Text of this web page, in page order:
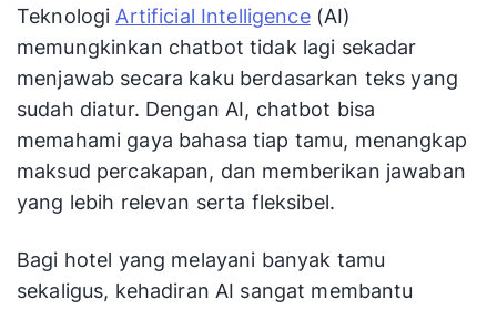
Teknologi Artificial Intelligence(AI)
memungkinkan chatbot tidak lagi sekadar
menjawab secara kaku berdasarkan teks yang
sudah diatur. Dengan AI, chatbot bisa
memahami gaya bahasa tiap tamu, menangkap
maksud percakapan, dan memberikan jawaban
yang lebih relevan serta fleksibel.
Bagi hotel yang melayani banyak tamu
sekaligus, kehadiran AI sangat membantu